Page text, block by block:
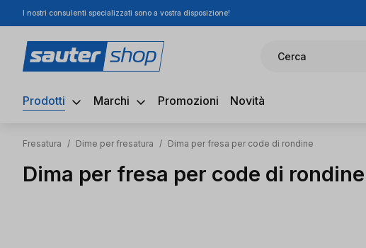
al contenuto principale
Salta alla ricerca
Passa alla navigazione principale
I nostri consulenti specializzati sono a vostra disposizione!
Cerca
Prodotti Marchi Promozioni Novità
Fresatura / Dime per fresatura / Dima per fresa per code di rondine
Dima per fresa per code di rondine